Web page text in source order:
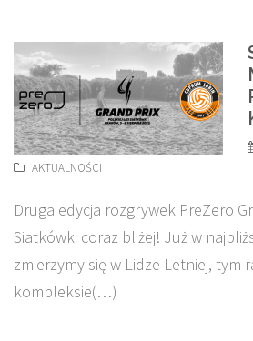
AKTUALNOŚCI
Druga edycja rozgrywek PreZero
Siatkówki coraz bliżej! Już w
zmierzymy się w Lidze Letniej, tym
kompleksie(…)